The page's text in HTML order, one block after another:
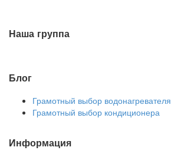
Наша группа
Блог
Грамотный выбор водонагревателя
Грамотный выбор кондиционера
Информация